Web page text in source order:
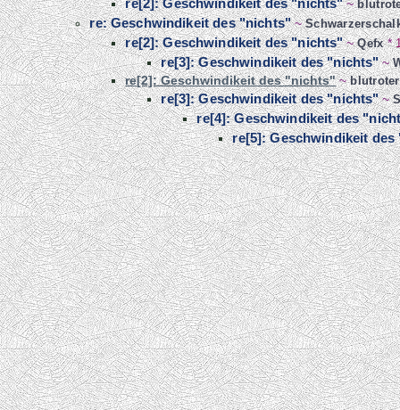
re[2]: Geschwindikeit des "nichts"~
re: Geschwindikeit des "nichts"~
re[2]: Geschwindikeit des "nichts"~Qefx*
re[3]: Geschwindikeit des "nichts"~
re[2]: Geschwindikeit des "nichts"~
re[3]: Geschwindikeit des "nichts"~
re[4]: Geschwindikeit des
re[5]: Geschwindikeit